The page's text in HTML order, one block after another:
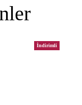
İndirimli